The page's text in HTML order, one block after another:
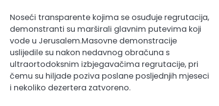
Noseći transparente kojima se osuđuje regrutacija,
demonstranti su marširali glavnim putevima koji
vode u Jerusalem.Masovne demonstracije
uslijedile su nakon nedavnog obračuna s
ultraortodoksnim izbjegavačima regrutacije, pri
čemu su hiljade poziva poslane posljednjih mjeseci
i nekoliko dezertera zatvoreno.